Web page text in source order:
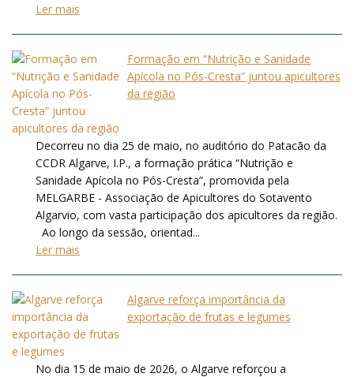
Ler mais
Formação em “Nutrição e Sanidade
Apícola no Pós-Cresta” juntou apicultores
da região
Decorreu no dia 25 de maio, no auditório do Patacão da
CCDR Algarve, I.P., a formação prática “Nutrição e
Sanidade Apícola no Pós-Cresta”, promovida pela
MELGARBE - Associação de Apicultores do Sotavento
Algarvio, com vasta participação dos apicultores da região.
Ao longo da sessão, orientad...
Ler mais
Algarve reforça importância da
exportação de frutas e legumes
No dia 15 de maio de 2026, o Algarve reforçou a